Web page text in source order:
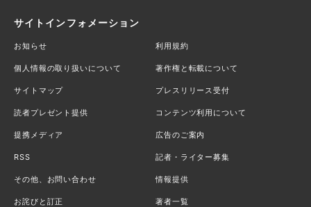
サイトインフォメーション
お知らせ 利用規約
個人情報の取り扱いについて 著作権と転載について
サイトマップ プレスリリース受付
読者プレゼント提供 コンテンツ利用について
提携メディア 広告のご案内
RSS 記者・ライター募集
その他、お問い合わせ 情報提供
お詫びと訂正 著者一覧